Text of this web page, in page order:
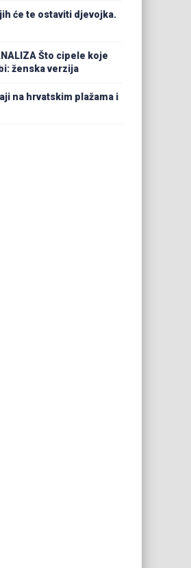
će te ostaviti djevojka.
Što cipele koje
ženska verzija
na hrvatskim plažama i